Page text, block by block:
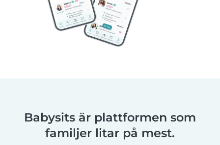
Babysits är plattformen som
familjer litar på mest.